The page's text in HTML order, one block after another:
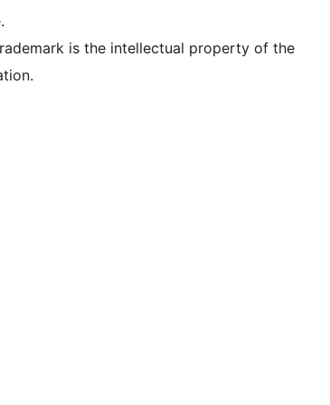
is the intellectual property of the